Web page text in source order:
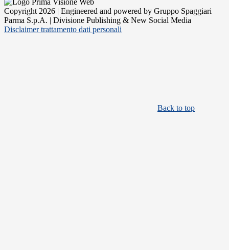
Copyright 2026 | Engineered and powered by Gruppo Spaggiari
Parma S.p.A. | Divisione Publishing & New Social Media
Disclaimer trattamento dati personali
Back to top